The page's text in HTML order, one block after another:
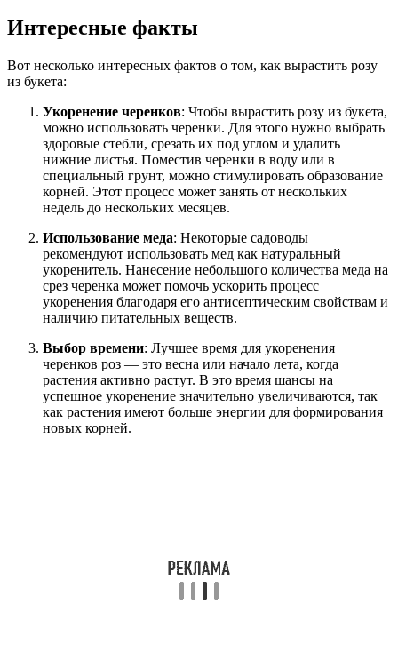
Интересные факты
Вот несколько интересных фактов о том, как вырастить розу
из букета:
Укоренение черенков: Чтобы вырастить розу из букета,
можно использовать черенки. Для этого нужно выбрать
здоровые стебли, срезать их под углом и удалить
нижние листья. Поместив черенки в воду или в
специальный грунт, можно стимулировать образование
корней. Этот процесс может занять от нескольких
недель до нескольких месяцев.
Использование меда: Некоторые садоводы
рекомендуют использовать мед как натуральный
укоренитель. Нанесение небольшого количества меда на
срез черенка может помочь ускорить процесс
укоренения благодаря его антисептическим свойствам и
наличию питательных веществ.
Выбор времени: Лучшее время для укоренения
черенков роз — это весна или начало лета, когда
растения активно растут. В это время шансы на
успешное укоренение значительно увеличиваются, так
как растения имеют больше энергии для формирования
новых корней.